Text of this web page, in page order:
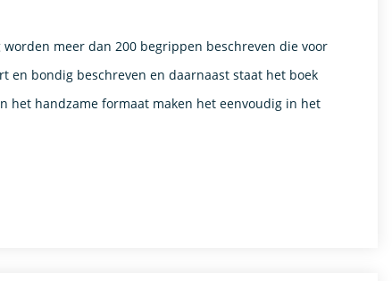
meer dan 200 begrippen beschreven die voor
en bondig beschreven en daarnaast staat het boek
het handzame formaat maken het eenvoudig in het